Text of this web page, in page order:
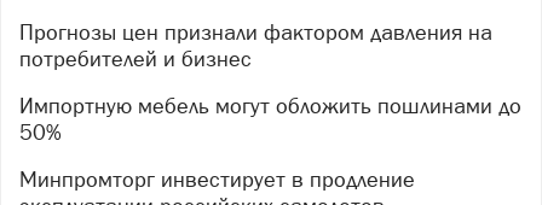
Прогнозы цен признали фактором давления на
потребителей и бизнес
Импортную мебель могут обложить пошлинами до
50%
Минпромторг инвестирует в продление